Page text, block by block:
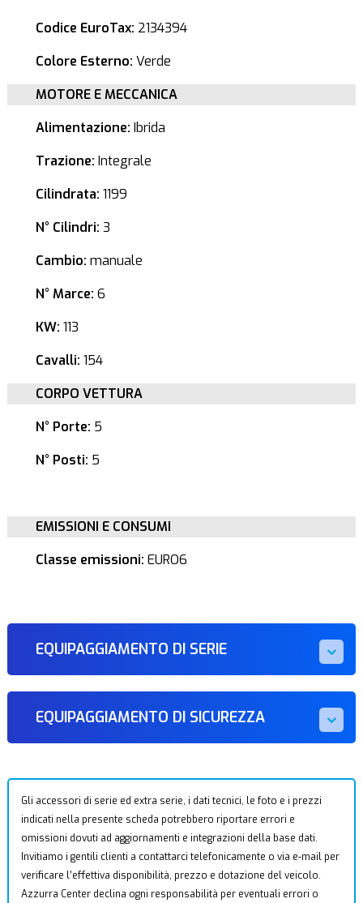
Codice EuroTax: 2134394
Colore Esterno: Verde
MOTORE E MECCANICA
Alimentazione: Ibrida
Trazione: Integrale
Cilindrata: 1199
N° Cilindri: 3
Cambio: manuale
N° Marce: 6
KW: 113
Cavalli: 154
CORPO VETTURA
N° Porte: 5
N° Posti: 5
EMISSIONI E CONSUMI
Classe emissioni: EURO6
EQUIPAGGIAMENTO DI SERIE
EQUIPAGGIAMENTO DI SICUREZZA
Gli accessori di serie ed extra serie, i dati tecnici, le foto e i prezzi
indicati nella presente scheda potrebbero riportare errori e
omissioni dovuti ad aggiornamenti e integrazioni della base dati.
Invitiamo i gentili clienti a contattarci telefonicamente o via e-mail per
verificare l’effettiva disponibilità, prezzo e dotazione del veicolo.
Azzurra Center declina ogni responsabilità per eventuali errori o